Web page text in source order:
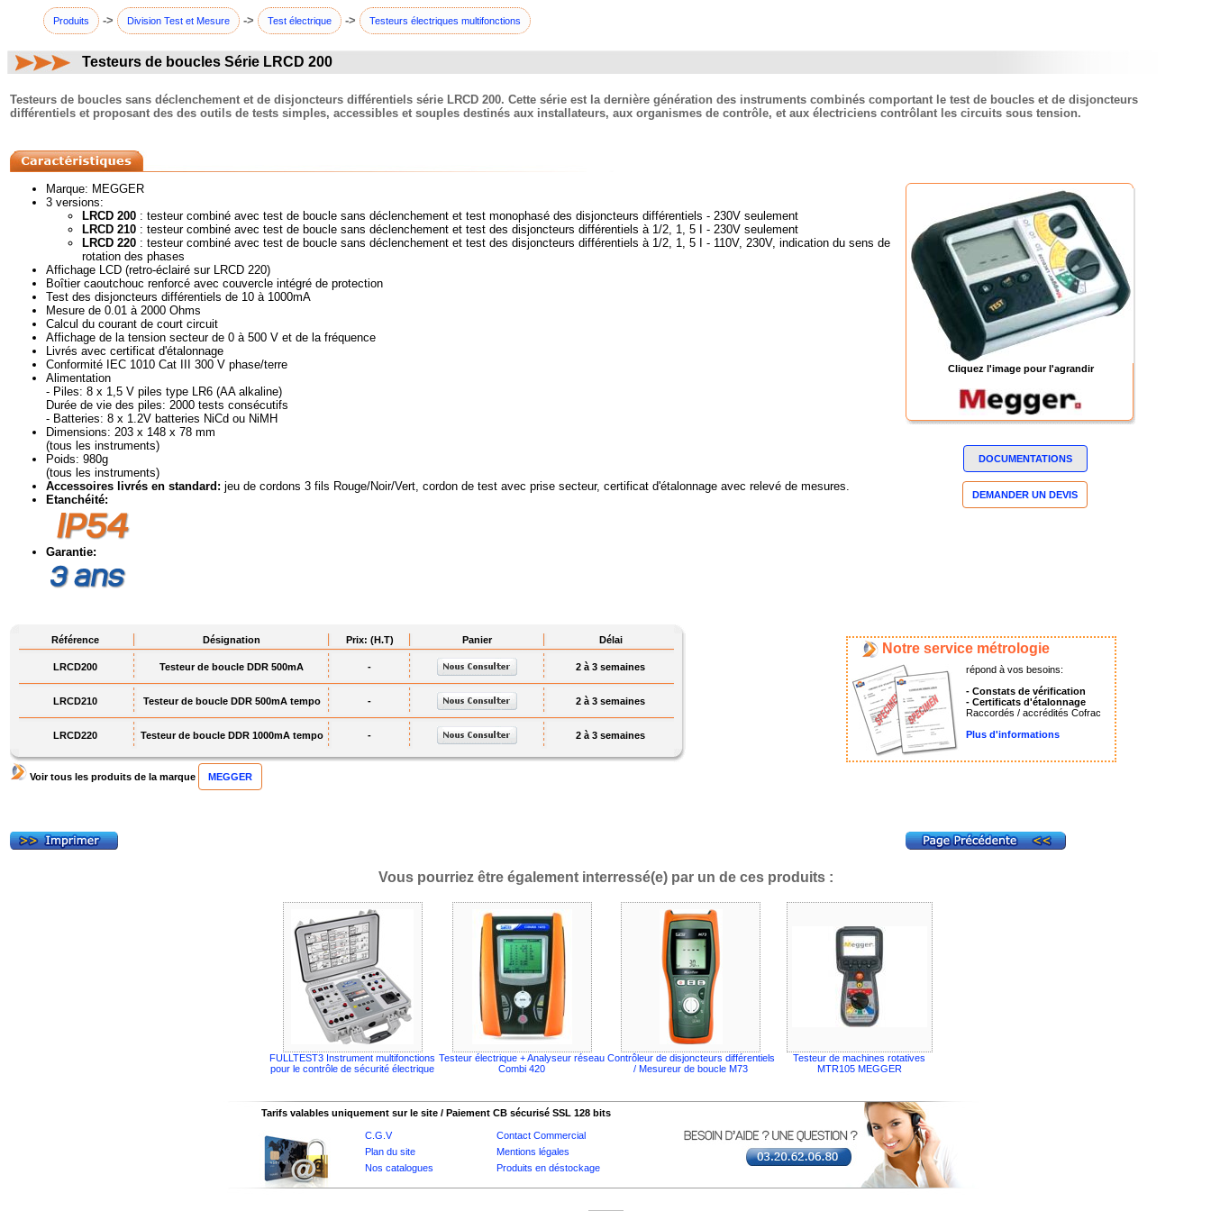
Produits -> Division Test et Mesure -> Test électrique -> Testeurs électriques multifonctions
Testeurs de boucles Série LRCD 200
Testeurs de boucles sans déclenchement et de disjoncteurs différentiels série LRCD 200. Cette série est la dernière génération des instruments combinés comportant le test de boucles et de disjoncteurs
différentiels et proposant des des outils de tests simples, accessibles et souples destinés aux installateurs, aux organismes de contrôle, et aux électriciens contrôlant les circuits sous tension.
Cliquez l'image pour l'agrandir
DOCUMENTATIONS
DEMANDER UN DEVIS
Marque: MEGGER
3 versions:
LRCD 200 : testeur combiné avec test de boucle sans déclenchement et test monophasé des disjoncteurs différentiels - 230V seulement
LRCD 210 : testeur combiné avec test de boucle sans déclenchement et test des disjoncteurs différentiels à 1/2, 1, 5 I - 230V seulement
LRCD 220 : testeur combiné avec test de boucle sans déclenchement et test des disjoncteurs différentiels à 1/2, 1, 5 I - 110V, 230V, indication du sens de
rotation des phases
Affichage LCD (retro-éclairé sur LRCD 220)
Boîtier caoutchouc renforcé avec couvercle intégré de protection
Test des disjoncteurs différentiels de 10 à 1000mA
Mesure de 0.01 à 2000 Ohms
Calcul du courant de court circuit
Affichage de la tension secteur de 0 à 500 V et de la fréquence
Livrés avec certificat d'étalonnage
Conformité IEC 1010 Cat III 300 V phase/terre
Alimentation
- Piles: 8 x 1,5 V piles type LR6 (AA alkaline)
Durée de vie des piles: 2000 tests consécutifs
- Batteries: 8 x 1.2V batteries NiCd ou NiMH
Dimensions: 203 x 148 x 78 mm
(tous les instruments)
Poids: 980g
(tous les instruments)
Accessoires livrés en standard: jeu de cordons 3 fils Rouge/Noir/Vert, cordon de test avec prise secteur, certificat d'étalonnage avec relevé de mesures.
Etanchéité:
Garantie:
Notre service métrologie
répond à vos besoins:
- Constats de vérification
- Certificats d'étalonnage
Raccordés / accrédités Cofrac
Plus d'informations
Référence Désignation Prix: (H.T) Panier Délai
LRCD200 Testeur de boucle DDR 500mA - 2 à 3 semaines
LRCD210 Testeur de boucle DDR 500mA tempo - 2 à 3 semaines
LRCD220 Testeur de boucle DDR 1000mA tempo - 2 à 3 semaines
Voir tous les produits de la marque MEGGER
Vous pourriez être également interressé(e) par un de ces produits :
FULLTEST3 Instrument multifonctions
pour le contrôle de sécurité électrique
Testeur électrique + Analyseur réseau
Combi 420
Contrôleur de disjoncteurs différentiels
/ Mesureur de boucle M73
Testeur de machines rotatives
MTR105 MEGGER
Tarifs valables uniquement sur le site / Paiement CB sécurisé SSL 128 bits
C.G.V
Contact Commercial
Plan du site
Mentions légales
Nos catalogues
Produits en déstockage